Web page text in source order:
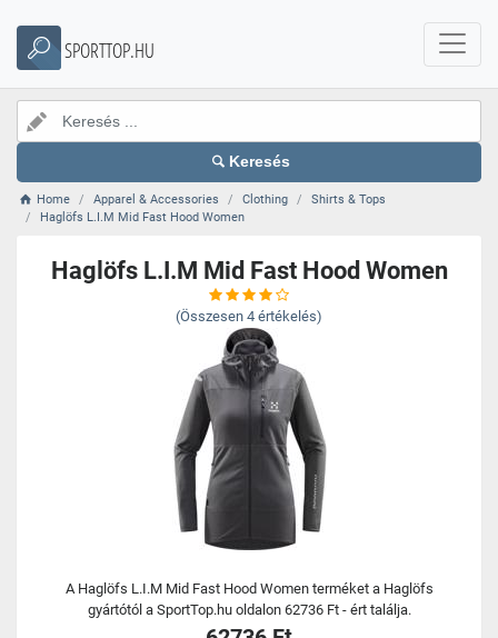
SPORTTOP.HU
Keresés
Home Apparel & Accessories Clothing
Shirts & Tops
Haglöfs L.I.M Mid Fast Hood Women
Haglöfs L.I.M Mid Fast Hood Women
(Összesen 4 értékelés)
A Haglöfs L.I.M Mid Fast Hood Women terméket a Haglöfs
gyártótól a SportTop.hu oldalon 62736 Ft - ért találja.